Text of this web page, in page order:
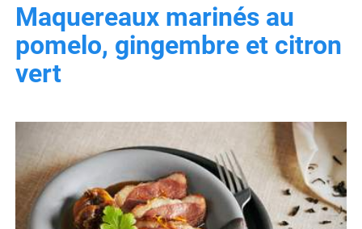
Maquereaux marinés au
pomelo, gingembre et citron
vert